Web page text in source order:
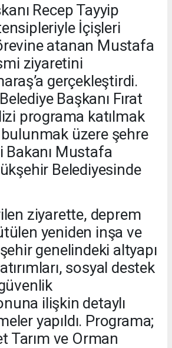
Recep Tayyip
İçişleri
atanan Mustafa
ziyaretini
gerçekleştirdi.
Başkanı Fırat
programa katılmak
üzere şehre
Bakanı Mustafa
Belediyesinde
ziyarette, deprem
yeniden inşa ve
genelindeki altyapı
sosyal destek
ilişkin detaylı
yapıldı. Programa;
Tarım ve Orman